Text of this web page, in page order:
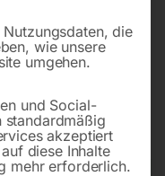
die
wie unsere
umgehen.
und Social-
standardmäßig
akzeptiert
diese Inhalte
mehr erforderlich.